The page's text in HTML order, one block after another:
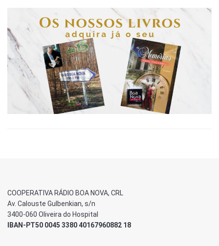
COOPERATIVA RÁDIO BOA NOVA, CRL
Av. Calouste Gulbenkian, s/n
3400-060 Oliveira do Hospital
IBAN-PT50 0045 3380 40167960882 18